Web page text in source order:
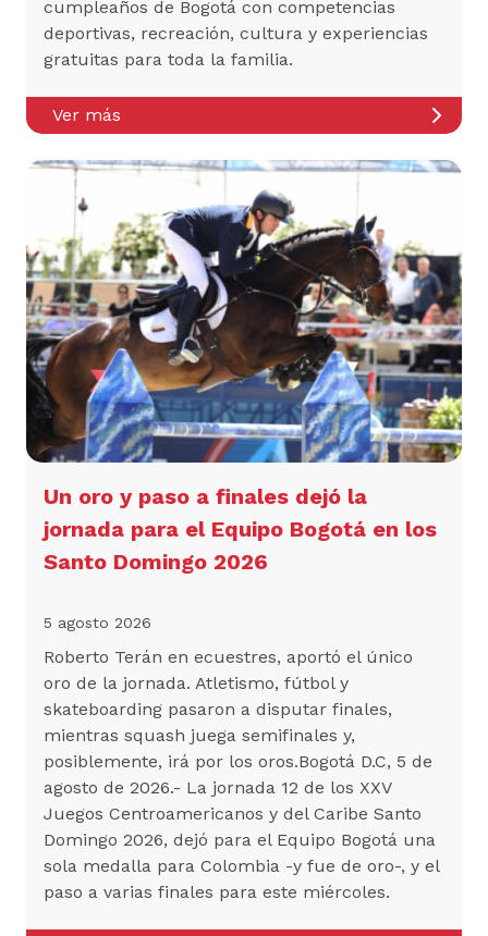
cumpleaños de Bogotá con competencias
deportivas, recreación, cultura y experiencias
gratuitas para toda la familia.
Ver más
Un oro y paso a finales dejó la
jornada para el Equipo Bogotá en los
Santo Domingo 2026
5 agosto 2026
Roberto Terán en ecuestres, aportó el único
oro de la jornada. Atletismo, fútbol y
skateboarding pasaron a disputar finales,
mientras squash juega semifinales y,
posiblemente, irá por los oros.Bogotá D.C, 5 de
agosto de 2026.- La jornada 12 de los XXV
Juegos Centroamericanos y del Caribe Santo
Domingo 2026, dejó para el Equipo Bogotá una
sola medalla para Colombia -y fue de oro-, y el
paso a varias finales para este miércoles.